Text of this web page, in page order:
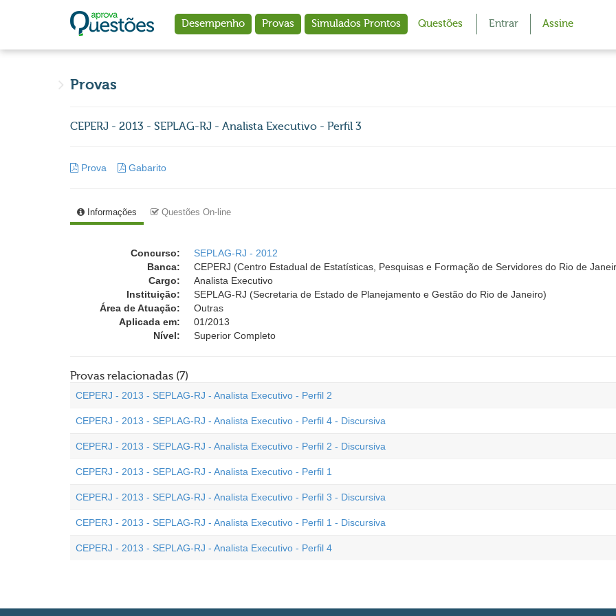
Desempenho Provas Simulados Prontos Questões Entrar Assine
Provas
CEPERJ - 2013 - SEPLAG-RJ - Analista Executivo - Perfil 3
Prova Gabarito
Informações Questões On-line
Concurso:
SEPLAG-RJ - 2012
Banca:
CEPERJ (Centro Estadual de Estatísticas, Pesquisas e Formação de Servidores do Rio de
Cargo:
Analista Executivo
Instituição:
SEPLAG-RJ (Secretaria de Estado de Planejamento e Gestão do Rio de Janeiro)
Área de Atuação:
Outras
Aplicada em:
01/2013
Nível:
Superior Completo
Provas relacionadas (7)
CEPERJ - 2013 - SEPLAG-RJ - Analista Executivo - Perfil 2
CEPERJ - 2013 - SEPLAG-RJ - Analista Executivo - Perfil 4 - Discursiva
CEPERJ - 2013 - SEPLAG-RJ - Analista Executivo - Perfil 2 - Discursiva
CEPERJ - 2013 - SEPLAG-RJ - Analista Executivo - Perfil 1
CEPERJ - 2013 - SEPLAG-RJ - Analista Executivo - Perfil 3 - Discursiva
CEPERJ - 2013 - SEPLAG-RJ - Analista Executivo - Perfil 1 - Discursiva
CEPERJ - 2013 - SEPLAG-RJ - Analista Executivo - Perfil 4